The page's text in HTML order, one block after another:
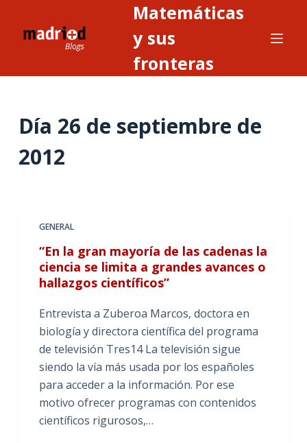
Matemáticas
y sus
fronteras
Día 26 de septiembre de
2012
GENERAL
“En la gran mayoría de las cadenas la
ciencia se limita a grandes avances o
hallazgos científicos”
Entrevista a Zuberoa Marcos, doctora en
biología y directora científica del programa
de televisión Tres14 La televisión sigue
siendo la vía más usada por los españoles
para acceder a la información. Por ese
motivo ofrecer programas con contenidos
científicos rigurosos,…